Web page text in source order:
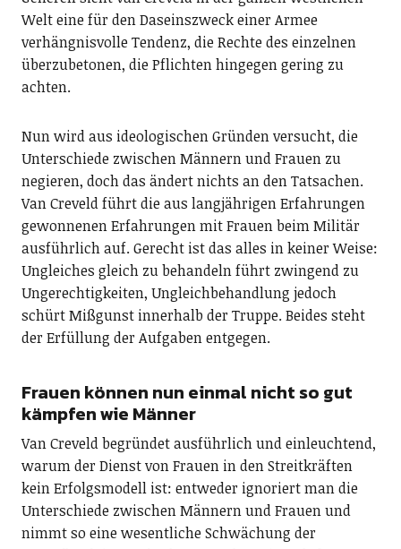
Welt eine für den Daseinszweck einer Armee
verhängnisvolle Tendenz, die Rechte des einzelnen
überzubetonen, die Pflichten hingegen gering zu
achten.
Nun wird aus ideologischen Gründen versucht, die
Unterschiede zwischen Männern und Frauen zu
negieren, doch das ändert nichts an den Tatsachen.
Van Creveld führt die aus langjährigen Erfahrungen
gewonnenen Erfahrungen mit Frauen beim Militär
ausführlich auf. Gerecht ist das alles in keiner Weise:
Ungleiches gleich zu behandeln führt zwingend zu
Ungerechtigkeiten, Ungleichbehandlung jedoch
schürt Mißgunst innerhalb der Truppe. Beides steht
der Erfüllung der Aufgaben entgegen.
Frauen können nun einmal nicht so gut
kämpfen wie Männer
Van Creveld begründet ausführlich und einleuchtend,
warum der Dienst von Frauen in den Streitkräften
kein Erfolgsmodell ist: entweder ignoriert man die
Unterschiede zwischen Männern und Frauen und
nimmt so eine wesentliche Schwächung der